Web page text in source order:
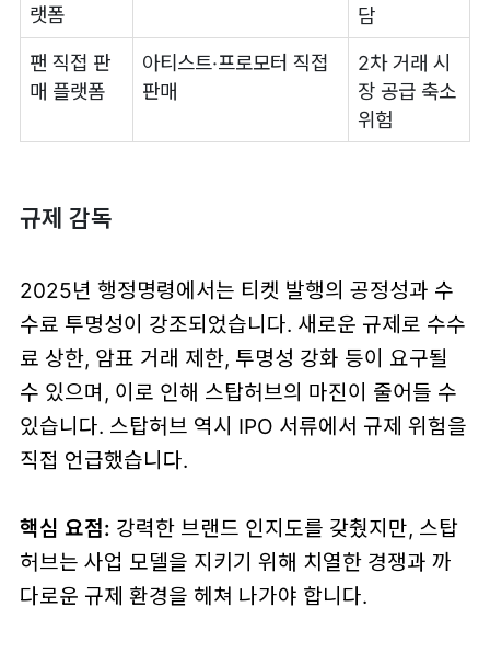
랫폼
담
팬 직접 판
매 플랫폼
아티스트·프로모터 직접
판매
2차 거래 시
장 공급 축소
위험
규제 감독
2025년 행정명령에서는 티켓 발행의 공정성과 수
수료 투명성이 강조되었습니다. 새로운 규제로 수수
료 상한, 암표 거래 제한, 투명성 강화 등이 요구될
수 있으며, 이로 인해 스탑허브의 마진이 줄어들 수
있습니다. 스탑허브 역시 IPO 서류에서 규제 위험을
직접 언급했습니다.
핵심 요점: 강력한 브랜드 인지도를 갖췄지만, 스탑
허브는 사업 모델을 지키기 위해 치열한 경쟁과 까
다로운 규제 환경을 헤쳐 나가야 합니다.